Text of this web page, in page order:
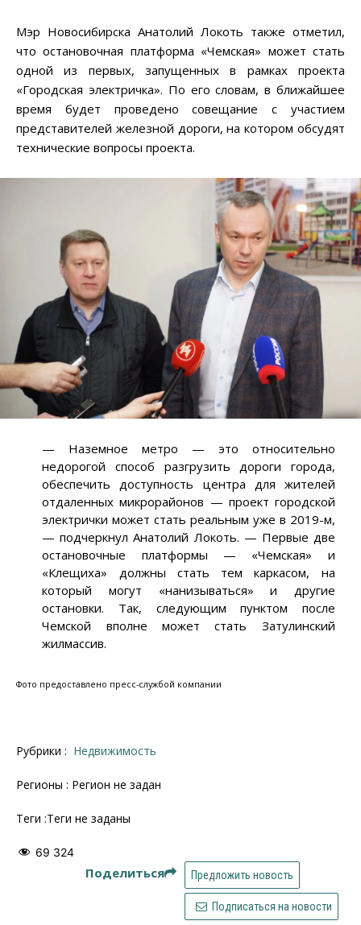
Мэр Новосибирска Анатолий Локоть также отметил,
что остановочная платформа «Чемская» может стать
одной из первых, запущенных в рамках проекта
«Городская электричка». По его словам, в ближайшее
время будет проведено совещание с участием
представителей железной дороги, на котором обсудят
технические вопросы проекта.
— Наземное метро — это относительно
недорогой способ разгрузить дороги города,
обеспечить доступность центра для жителей
отдаленных микрорайонов — проект городской
электрички может стать реальным уже в 2019-м,
— подчеркнул Анатолий Локоть. — Первые две
остановочные платформы — «Чемская» и
«Клещиха» должны стать тем каркасом, на
который могут «нанизываться» и другие
остановки. Так, следующим пунктом после
Чемской вполне может стать Затулинский
жилмассив.
Фото предоставлено пресс-службой компании
Рубрики : Недвижимость
Регионы : Регион не задан
Теги :Теги не заданы
69 324
Поделиться Предложить новость
Подписаться на новости